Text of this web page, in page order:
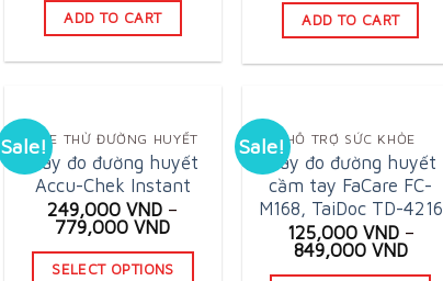
was:
6,500,000 VND. 4,718,000 VND.
ADD TO CART
was:
725,000 VND.
ADD TO CART
Sale!QUE THỬ ĐƯỜNG HUYẾT
Máy đo đường huyết
Accu-Chek Instant
249,000VND –
779,000VND
SELECT OPTIONS
Sale! HỖ TRỢ SỨC KHỎE
Máy đo đường huyết
cầm tay FaCare FC-
M168, TaiDoc TD-4216
125,000 VND–
849,000 VND